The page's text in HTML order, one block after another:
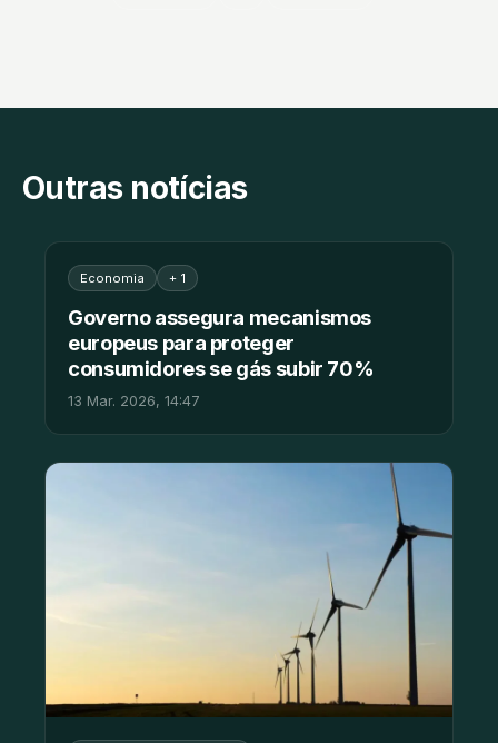
Outras notícias
Economia + 1
Governo assegura mecanismos
europeus para proteger
consumidores se gás subir 70%
13 Mar. 2026, 14:47